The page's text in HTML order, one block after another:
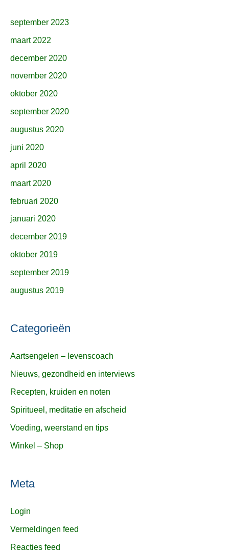
september 2023
maart 2022
december 2020
november 2020
oktober 2020
september 2020
augustus 2020
juni 2020
april 2020
maart 2020
februari 2020
januari 2020
december 2019
oktober 2019
september 2019
augustus 2019
Categorieën
Aartsengelen – levenscoach
Nieuws, gezondheid en interviews
Recepten, kruiden en noten
Spiritueel, meditatie en afscheid
Voeding, weerstand en tips
Winkel – Shop
Meta
Login
Vermeldingen feed
Reacties feed